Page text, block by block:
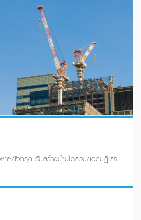
าฯยังทรุด รับสร้างบ้านโตสวนยอดปฏิเสธ